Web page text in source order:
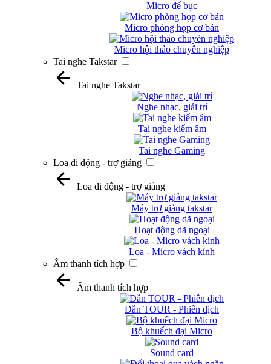
Micro để bục
Micro phòng họp cơ bản
Micro hội thảo chuyên nghiệp
Tai nghe Takstar
Tai nghe Takstar
Nghe nhạc, giải trí
Tai nghe kiểm âm
Tai nghe Gaming
Loa di động - trợ giảng
Loa di động - trợ giảng
Máy trợ giảng takstar
Hoạt động dã ngoại
Loa - Micro vách kính
Âm thanh tích hợp
Âm thanh tích hợp
Dẫn TOUR - Phiên dịch
Bộ khuếch đại Micro
Sound card